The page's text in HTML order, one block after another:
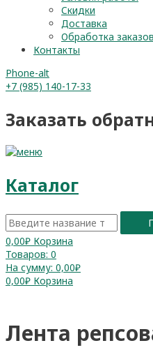
Скидки
Доставка
Обработка заказов
Контакты
Phone-alt
+7 (985) 140-17-33
Заказать
Каталог
0,00₽ Корзина
Товаров: 0
На сумму: 0,00₽
0,00₽ Корзина
Лента